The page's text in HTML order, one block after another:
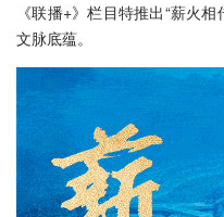
《联播+》栏目特推出“薪火
文脉底蕴。